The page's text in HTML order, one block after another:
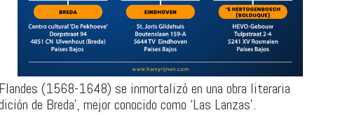
(1568-1648) se inmortalizó en una obra literaria
de Breda’, mejor conocido como ‘Las Lanzas’.